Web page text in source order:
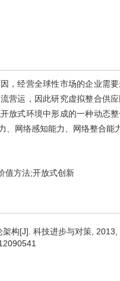
，经营全球性市场的企业需
营运，因此研究虚拟整合供
放式环境中形成的一种动态
、网络感知能力、网络整合能
值方法;开放式创新
架构[J]. 科技进步与对策,